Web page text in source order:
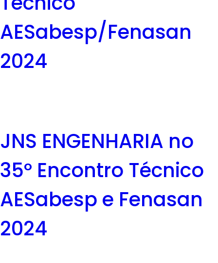
AESabesp/Fenasan
2024
JNS ENGENHARIA no
35º Encontro Técnico
AESabesp e Fenasan
2024